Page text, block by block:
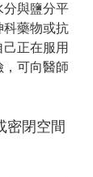
分與鹽分平
科藥物或抗
正在服用
可向醫師
密閉空間